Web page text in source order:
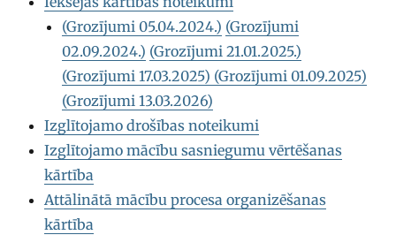
(Grozījumi 05.04.2024.) (Grozījumi
02.09.2024.) (Grozījumi 21.01.2025.)
(Grozījumi 17.03.2025) (Grozījumi 01.09.2025)
(Grozījumi 13.03.2026)
Izglītojamo drošības noteikumi
Izglītojamo mācību sasniegumu vērtēšanas
kārtība
Attālinātā mācību procesa organizēšanas
kārtība